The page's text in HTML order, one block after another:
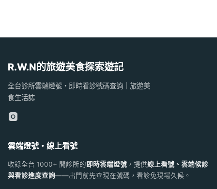
R.W.N的旅遊美食探索遊記
全台診所雲端燈號・即時看診號碼查詢｜旅遊美
食生活誌
雲端燈號・線上看號
收錄全台 1000+ 間診所的即時雲端燈號 ，提供線上看號、雲端候診
與看診進度查詢——出門前先查現在號碼，看診免現場久候。